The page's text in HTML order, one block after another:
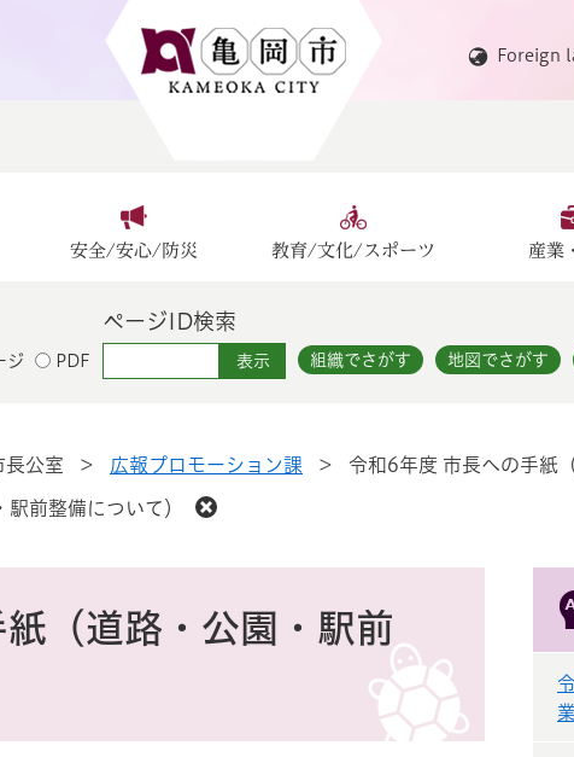
Foreign
安全/安心/防災 教育/文化/スポーツ 産業
ジ PDF
ページID検索
組織でさがす 地図でさがす
長公室 > 広報プロモーション課 > 令和6年度 市長への手紙
前整備について）
（道路・公園・駅前